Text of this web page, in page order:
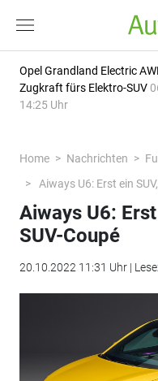
Opel Grandland Electric
Zugkraft fürs Elektro-SUV
14:25 Uhr
Home Nachrichten
Aiways U6: Erst ein
Aiways U6:
SUV-Coupé
20.10.2022 11:31 Uhr |